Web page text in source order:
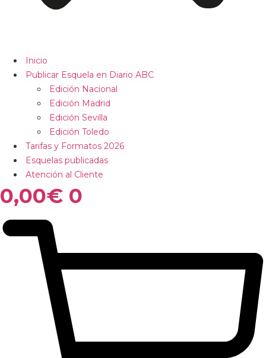
Inicio
Publicar Esquela en Diario ABC
Edición Nacional
Edición Madrid
Edición Sevilla
Edición Toledo
Tarifas y Formatos 2026
Esquelas publicadas
Atención al Cliente
0,00€ 0